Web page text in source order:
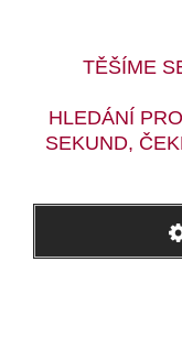
TĚŠÍME
HLEDÁNÍ
SEKUND,